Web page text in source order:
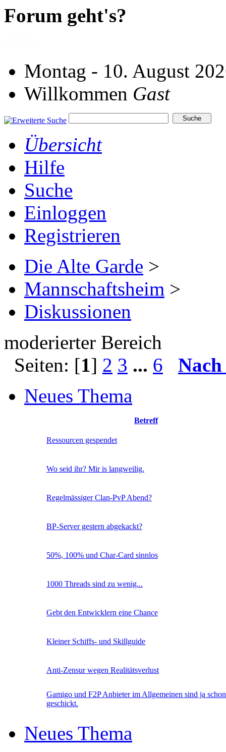
Forum geht's?
Montag - 10. August
Willkommen Gast
Übersicht
Hilfe
Suche
Einloggen
Registrieren
Die Alte Garde >
Mannschaftsheim >
Diskussionen
moderierter Bereich
Seiten: [1] 2 3 ... 6
Neues Thema
Betreff
Ressourcen gespendet
Wo seid ihr? Mir is langweilig.
Regelmässiger Clan-PvP Abend?
BP-Server gestern abgekackt?
50%, 100% und Char-Card sinnlos
1000 Threads sind zu wenig...
Gebt den Entwicklern eine Chance
Kleiner Schiffs- und Skillguide
Anti-Zensur wegen Realitätsverlust
Gamigo und F2P Anbieter im Allgemeinen sind ja schon
geschickt.
Neues Thema